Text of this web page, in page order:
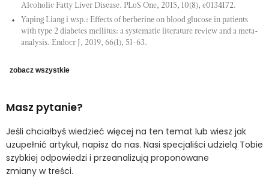
Alcoholic Fatty Liver Disease. PLoS One, 2015, 10(8), e0134172.
Yaping Liang i wsp.: Effects of berberine on blood glucose in patients
with type 2 diabetes mellitus: a systematic literature review and a meta-
analysis. Endocr J, 2019, 66(1), 51-63.
zobacz wszystkie
Masz pytanie?
Jeśli chciałbyś wiedzieć więcej na ten temat lub wiesz jak
uzupełnić artykuł, napisz do nas. Nasi specjaliści udzielą Tobie
szybkiej odpowiedzi i przeanalizują proponowane
zmiany w treści.